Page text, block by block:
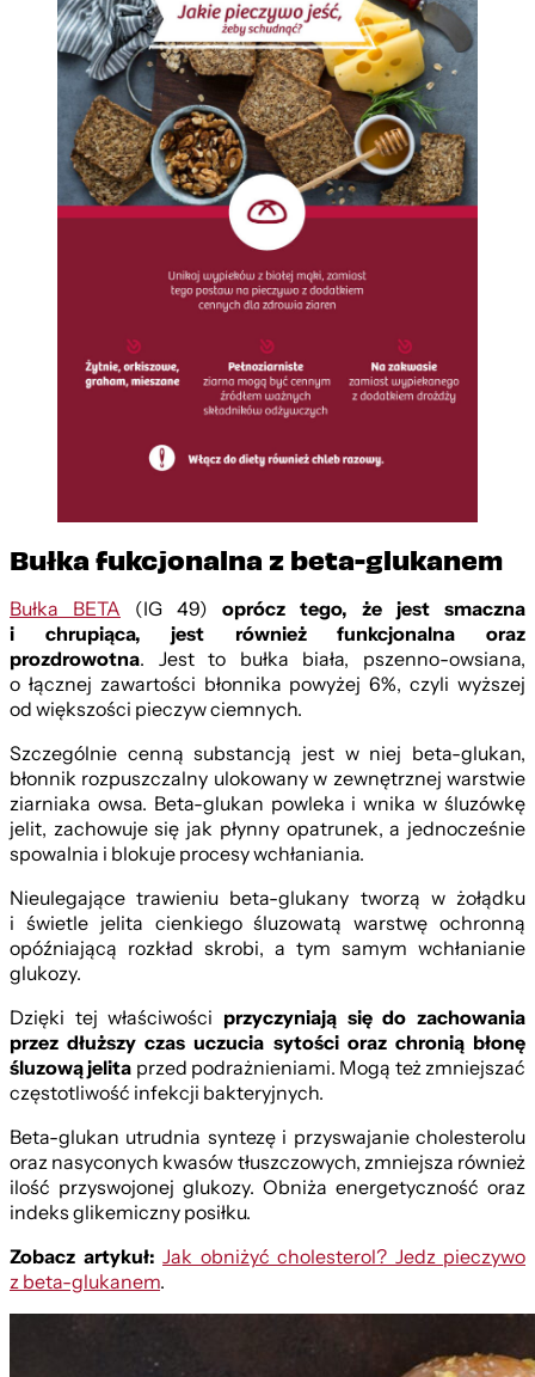
Bułka fukcjonalna z beta-glukanem
Bułka BETA (IG 49) oprócz tego, że jest smaczna
i chrupiąca, jest również funkcjonalna oraz
prozdrowotna. Jest to bułka biała, pszenno-owsiana,
o łącznej zawartości błonnika powyżej 6%, czyli wyższej
od większości pieczyw ciemnych.
Szczególnie cenną substancją jest w niej beta-glukan,
błonnik rozpuszczalny ulokowany w zewnętrznej warstwie
ziarniaka owsa. Beta-glukan powleka i wnika w śluzówkę
jelit, zachowuje się jak płynny opatrunek, a jednocześnie
spowalnia i blokuje procesy wchłaniania.
Nieulegające trawieniu beta-glukany tworzą w żołądku
i świetle jelita cienkiego śluzowatą warstwę ochronną
opóźniającą rozkład skrobi, a tym samym wchłanianie
glukozy.
Dzięki tej właściwości przyczyniają się do zachowania
przez dłuższy czas uczucia sytości oraz chronią błonę
śluzową jelita przed podrażnieniami. Mogą też zmniejszać
częstotliwość infekcji bakteryjnych.
Beta-glukan utrudnia syntezę i przyswajanie cholesterolu
oraz nasyconych kwasów tłuszczowych, zmniejsza również
ilość przyswojonej glukozy. Obniża energetyczność oraz
indeks glikemiczny posiłku.
Zobacz artykuł: Jak obniżyć cholesterol? Jedz pieczywo
z beta-glukanem.